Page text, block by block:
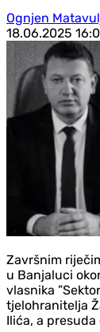
Ognjen
18.06.2025
Završnim
u Banjaluci
vlasnika
tjelohranitelja
Ilića, a